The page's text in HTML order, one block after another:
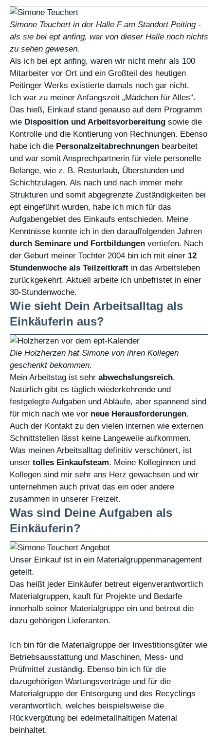
Simone Teuchert in der Halle F am Standort Peiting -
als sie bei ept anfing, war von dieser Halle noch nichts
zu sehen gewesen.
Als ich bei ept anfing, waren wir nicht mehr als 100
Mitarbeiter vor Ort und ein Großteil des heutigen
Peitinger Werks existierte damals noch gar nicht.
Ich war zu meiner Anfangszeit „Mädchen für Alles“.
Das hieß, Einkauf stand genauso auf dem Programm
wie Disposition und Arbeitsvorbereitung sowie die
Kontrolle und die Kontierung von Rechnungen. Ebenso
habe ich die Personalzeitabrechnungen bearbeitet
und war somit Ansprechpartnerin für viele personelle
Belange, wie z. B. Resturlaub, Überstunden und
Schichtzulagen. Als nach und nach immer mehr
Strukturen und somit abgegrenzte Zuständigkeiten bei
ept eingeführt wurden, habe ich mich für das
Aufgabengebiet des Einkaufs entschieden. Meine
Kenntnisse konnte ich in den darauffolgenden Jahren
durch Seminare und Fortbildungen vertiefen. Nach
der Geburt meiner Tochter 2004 bin ich mit einer 12
Stundenwoche als Teilzeitkraft in das Arbeitsleben
zurückgekehrt. Aktuell arbeite ich unbefristet in einer
30-Stundenwoche.
Wie sieht Dein Arbeitsalltag als
Einkäuferin aus?
Die Holzherzen hat Simone von ihren Kollegen
geschenkt bekommen.
Mein Arbeitstag ist sehr abwechslungsreich.
Natürlich gibt es täglich wiederkehrende und
festgelegte Aufgaben und Abläufe, aber spannend sind
für mich nach wie vor neue Herausforderungen.
Auch der Kontakt zu den vielen internen wie externen
Schnittstellen lässt keine Langeweile aufkommen.
Was meinen Arbeitsalltag definitiv verschönert, ist
unser tolles Einkaufsteam. Meine Kolleginnen und
Kollegen sind mir sehr ans Herz gewachsen und wir
unternehmen auch privat das ein oder andere
zusammen in unserer Freizeit.
Was sind Deine Aufgaben als
Einkäuferin?
Unser Einkauf ist in ein Materialgruppenmanagement
geteilt.
Das heißt jeder Einkäufer betreut eigenverantwortlich
Materialgruppen, kauft für Projekte und Bedarfe
innerhalb seiner Materialgruppe ein und betreut die
dazu gehörigen Lieferanten.
Ich bin für die Materialgruppe der Investitionsgüter wie
Betriebsausstattung und Maschinen, Mess- und
Prüfmittel zuständig. Ebenso bin ich für die
dazugehörigen Wartungsverträge und für die
Materialgruppe der Entsorgung und des Recyclings
verantwortlich, welches beispielsweise die
Rückvergütung bei edelmetallhaltigen Material
beinhaltet.